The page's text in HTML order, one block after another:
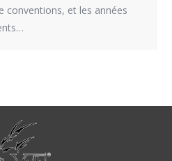
conventions, et les années